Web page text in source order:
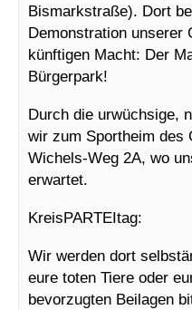
Bismarkstraße). Dort
Demonstration unserer
künftigen Macht: Der
Bürgerpark!
Durch die urwüchsige,
wir zum Sportheim des
Wichels-Weg 2A, wo
erwartet.
KreisPARTEItag:
Wir werden dort
eure toten Tiere oder
bevorzugten Beilagen